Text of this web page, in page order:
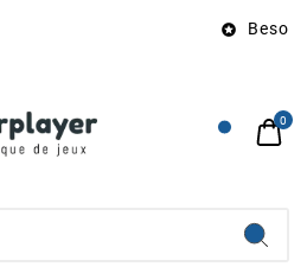
 Besoin
0